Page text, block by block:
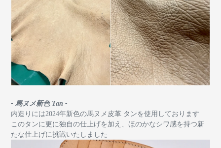
- 馬ヌメ新色 Tan -
内造りには2024年新色の馬ヌメ皮革 タンを使用しております
このタンに更に独自の仕上げを加え、ほのかなシワ感を持つ新
たな仕上げに挑戦いたしました